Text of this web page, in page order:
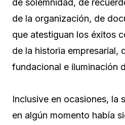
de la organización, de
que atestiguan los éxitos
de la historia empresarial,
fundacional e iluminación
Inclusive en ocasiones, la
en algún momento había